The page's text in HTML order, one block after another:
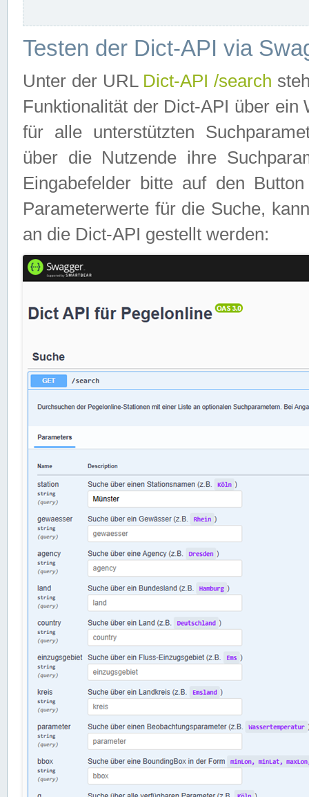
Testen der Dict-API via
Unter der URL Dict-API /search
Funktionalität der Dict-API über
für alle unterstützten
über die Nutzende ihre
Eingabefelder bitte auf den
Parameterwerte für die Suche,
an die Dict-API gestellt werden: